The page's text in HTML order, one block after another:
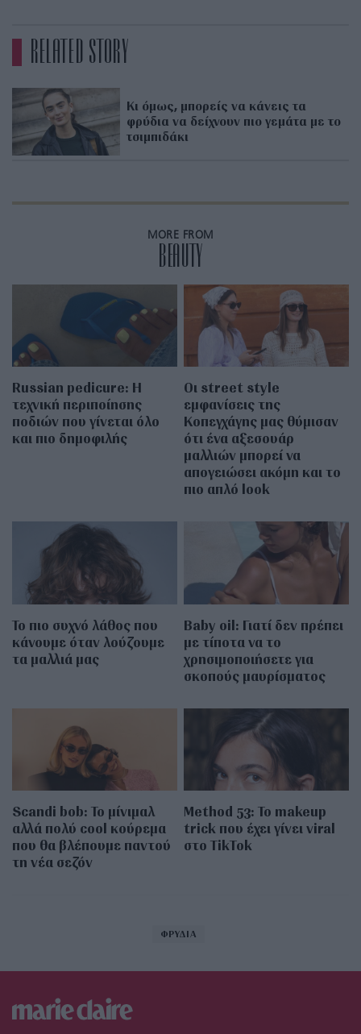
RELATED STORY
Κι όμως, μπορείς να κάνεις τα
φρύδια να δείχνουν πιο γεμάτα με το
τσιμπιδάκι
MORE FROM
BEAUTY
Russian pedicure: Η
τεχνική περιποίησης
ποδιών που γίνεται όλο
και πιο δημοφιλής
Οι street style
εμφανίσεις της
Κοπεγχάγης μας θύμισαν
ότι ένα αξεσουάρ
μαλλιών μπορεί να
απογειώσει ακόμη και το
πιο απλό look
Το πιο συχνό λάθος που
κάνουμε όταν λούζουμε
τα μαλλιά μας
Baby oil: Γιατί δεν πρέπει
με τίποτα να το
χρησιμοποιήσετε για
σκοπούς μαυρίσματος
Scandi bob: Το μίνιμαλ
αλλά πολύ cool κούρεμα
που θα βλέπουμε παντού
τη νέα σεζόν
Method 53: Το makeup
trick που έχει γίνει viral
στο TikTok
ΦΡΥΔΙΑ